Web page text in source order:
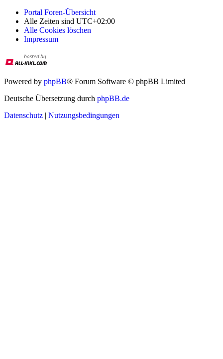
Portal Foren-Übersicht
Alle Zeiten sind UTC+02:00
Alle Cookies löschen
Impressum
Powered by phpBB® Forum Software © phpBB Limited
Deutsche Übersetzung durch phpBB.de
Datenschutz | Nutzungsbedingungen